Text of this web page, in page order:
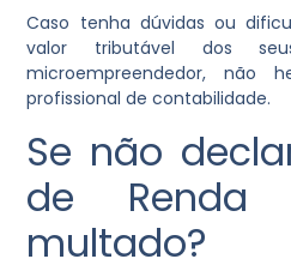
Caso tenha dúvidas ou
valor tributável dos
microempreendedor, não
profissional de contabilidade.
Se não
de Renda
multado?